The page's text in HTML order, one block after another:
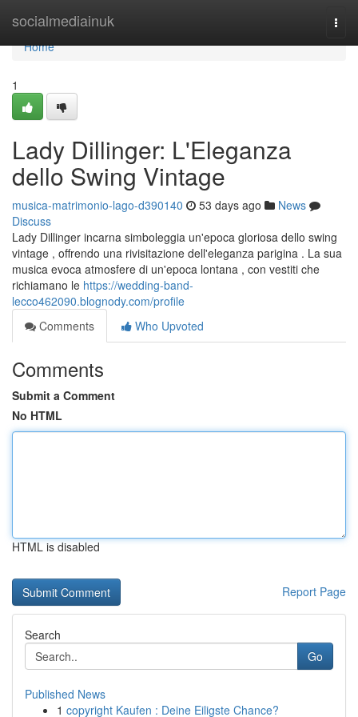
socialmediainuk
Home
Home
1
Lady Dillinger: L'Eleganza
dello Swing Vintage
musica-matrimonio-lago-d390140 53 days ago
News
Discuss
Lady Dillinger incarna simboleggia un'epoca gloriosa dello swing
vintage , offrendo una rivisitazione dell'eleganza parigina . La sua
musica evoca atmosfere di un'epoca lontana , con vestiti che
richiamano le https://wedding-band-
lecco462090.blognody.com/profile
Comments
Who Upvoted
Comments
Submit a Comment
No HTML
HTML is disabled
Report Page
Search
Go
Published News
1 copyright Kaufen : Deine Eiligste Chance?